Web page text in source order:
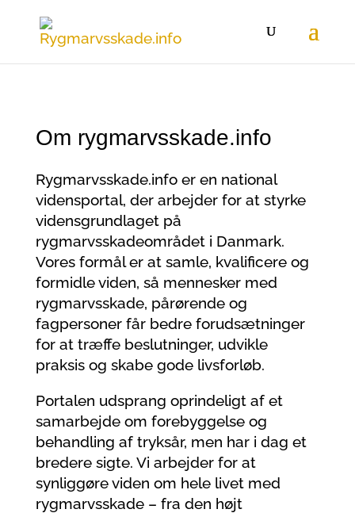
Om rygmarvsskade.info
Rygmarvsskade.info er en national
vidensportal, der arbejder for at styrke
vidensgrundlaget på
rygmarvsskadeområdet i Danmark.
Vores formål er at samle, kvalificere og
formidle viden, så mennesker med
rygmarvsskade, pårørende og
fagpersoner får bedre forudsætninger
for at træffe beslutninger, udvikle
praksis og skabe gode livsforløb.
Portalen udsprang oprindeligt af et
samarbejde om forebyggelse og
behandling af tryksår, men har i dag et
bredere sigte. Vi arbejder for at
synliggøre viden om hele livet med
rygmarvsskade – fra den højt